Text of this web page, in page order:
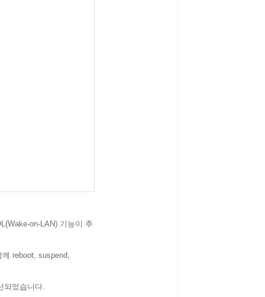
on-LAN) 기능이 추
reboot, suspend,
되었습니다.